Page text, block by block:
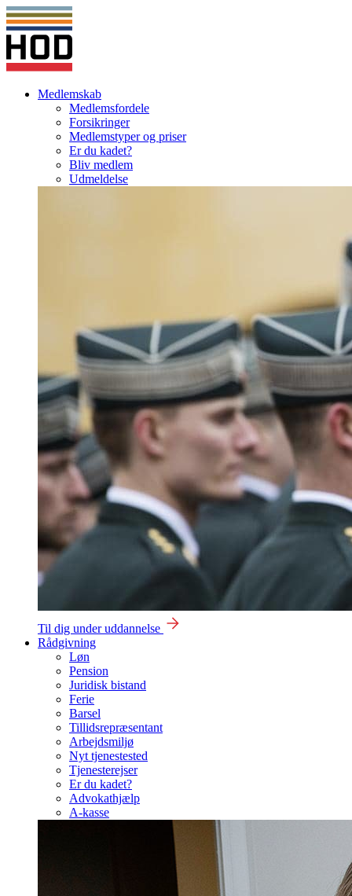
Medlemskab
Medlemsfordele
Forsikringer
Medlemstyper og priser
Er du kadet?
Bliv medlem
Udmeldelse
Til dig under uddannelse
Rådgivning
Løn
Pension
Juridisk bistand
Ferie
Barsel
Tillidsrepræsentant
Arbejdsmiljø
Nyt tjenestested
Tjenesterejser
Er du kadet?
Advokathjælp
A-kasse